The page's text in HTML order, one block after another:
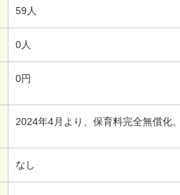
59人
0人
0円
2024年4月より、保育料完全無償化
なし